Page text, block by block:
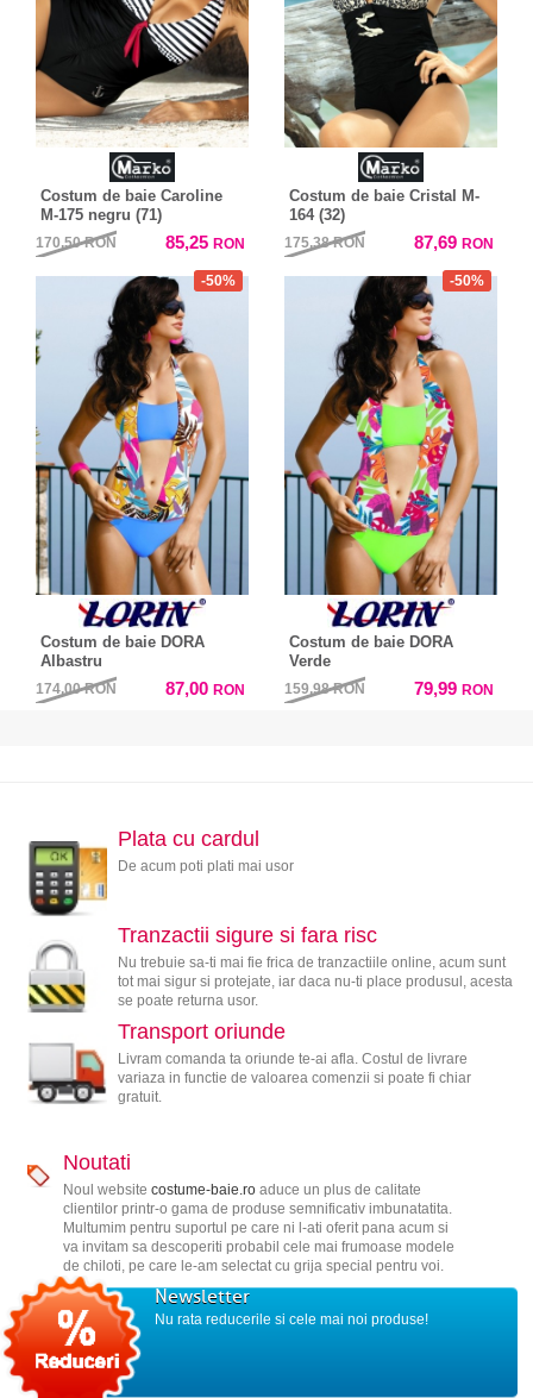
Costum de baie Caroline
M-175 negru (71)
170,50RON 85,25 RON
Costum de baie Cristal M-
164 (32)
175,38RON 87,69 RON
-50%
Costum de baie DORA
Albastru
174,00RON 87,00 RON
-50%
Costum de baie DORA
Verde
159,98RON 79,99 RON
Plata cu cardul
De acum poti plati mai usor
Tranzactii sigure si fara risc
Nu trebuie sa-ti mai fie frica de tranzactiile online, acum sunt
tot mai sigur si protejate, iar daca nu-ti place produsul, acesta
se poate returna usor.
Transport oriunde
Livram comanda ta oriunde te-ai afla. Costul de livrare
variaza in functie de valoarea comenzii si poate fi chiar
gratuit.
Noutati
Noul website costume-baie.roaduce un plus de calitate
clientilor printr-o gama de produse semnificativ imbunatatita.
Multumim pentru suportul pe care ni l-ati oferit pana acum si
va invitam sa descoperiti probabil cele mai frumoase modele
de chiloti, pe care le-am selectat cu grija special pentru voi.
Newsletter
Nu rata reducerile si cele mai noi produse!